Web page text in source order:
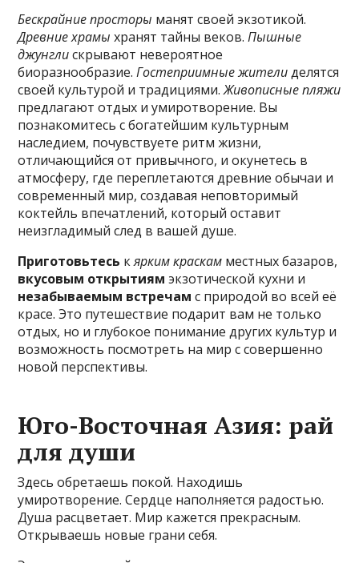
Бескрайние просторы манят своей экзотикой.
Древние храмы хранят тайны веков.Пышные
джунглискрывают невероятное
биоразнообразие.Гостеприимные жителиделятся
своей культурой и традициями.Живописные пляжи
предлагают отдых и умиротворение. Вы
познакомитесь с богатейшим культурным
наследием, почувствуете ритм жизни,
отличающийся от привычного, и окунетесь в
атмосферу, где переплетаются древние обычаи и
современный мир, создавая неповторимый
коктейль впечатлений, который оставит
неизгладимый след в вашей душе.
Приготовьтесь кярким краскам местных базаров,
вкусовым открытиям экзотической кухни и
незабываемым встречам с природой во всей её
красе. Это путешествие подарит вам не только
отдых, но и глубокое понимание других культур и
возможность посмотреть на мир с совершенно
новой перспективы.
Юго-Восточная Азия: рай
для души
Здесь обретаешь покой. Находишь
умиротворение. Сердце наполняется радостью.
Душа расцветает. Мир кажется прекрасным.
Открываешь новые грани себя.